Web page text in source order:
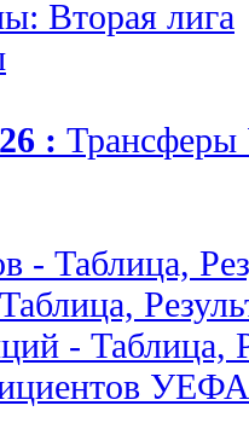
Вторая лига
:
- Таблица,
- Таблица,
УЕФА